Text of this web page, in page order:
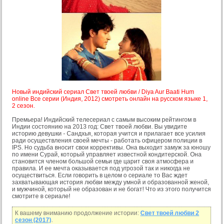
Новый индийский сериал Свет твоей любви / Diya Aur Baati Hum
online Все серии (Индия, 2012) смотреть онлайн на русском языке 1,
2 сезон.
Премьера! Индийский телесериал с самым высоким рейтингом в
Индии состоянию на 2013 год: Свет твоей любви. Вы увидите
историю девушки - Сандхья, которая учится и прилагает все усилия
ради осуществления своей мечты - работать офицером полиции в
IPS. Но судьба вносит свои коррективы. Она выходит замуж за юношу
по имени Сурай, который управляет известной кондитерской. Она
становится членом большой семьи где царит своя атмосфера и
правила. И ее мечта оказывается под угрозой так и никогда не
осуществиться. Если говорить в целом о сериале то Вас ждет
захватывающая история любви между умной и образованной женой,
и мужчиной, который не образован и не богат! Что из этого получится
смотрите в сериале!
К вашему вниманию продолжение истории: Свет твоей любви 2
сезон (2017)